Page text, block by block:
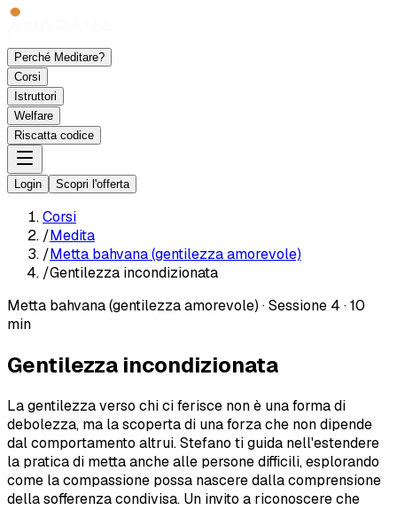
Perché Meditare?
Corsi
Istruttori
Welfare
Riscatta codice
Login Scopri l'offerta
Corsi
/Medita
/Metta bahvana (gentilezza amorevole)
/Gentilezza incondizionata
Metta bahvana (gentilezza amorevole) ·Sessione 4 ·10
min
Gentilezza incondizionata
La gentilezza verso chi ci ferisce non è una forma di
debolezza, ma la scoperta di una forza che non dipende
dal comportamento altrui. Stefano ti guida nell'estendere
la pratica di metta anche alle persone difficili, esplorando
come la compassione possa nascere dalla comprensione
della sofferenza condivisa. Un invito a riconoscere che